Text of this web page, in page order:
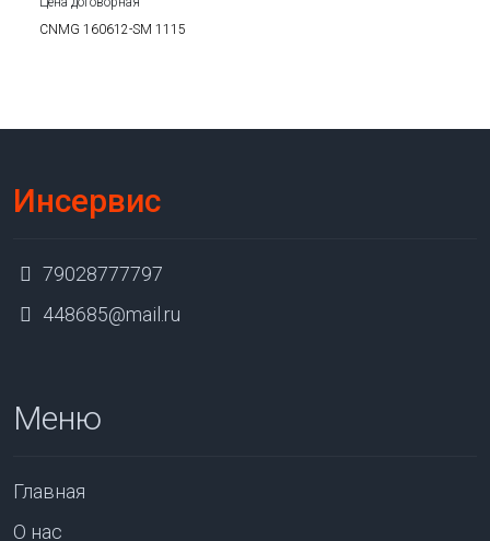
CNMG 160612-SM 1115
Инсервис
79028777797
448685@mail.ru
Меню
Главная
О нас